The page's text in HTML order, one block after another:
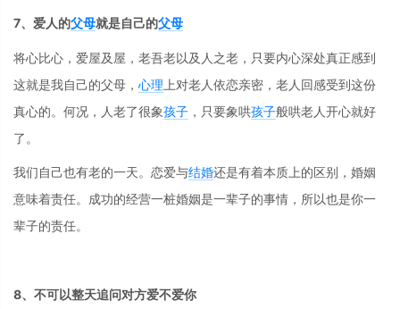
7、爱人的父母就是自己的父母
将心比心，爱屋及屋，老吾老以及人之老，只要内心深处真正感到
这就是我自己的父母， 心理 上对老人依恋亲密，老人回感受到这份
真心的。何况，人老了很象孩子 ，只要象哄孩子般哄老人开心就好
了。
我们自己也有老的一天。恋爱与结婚还是有着本质上的区别，婚姻
意味着责任。成功的经营一桩婚姻是一辈子的事情，所以也是你一
辈子的责任。
8、不可以整天追问对方爱不爱你